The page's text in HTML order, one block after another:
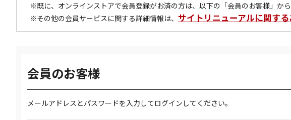
※既に、オンラインストアで会員登録がお済の方は、以下の「会員のお客様」か
※その他の会員サービスに関する詳細情報は、 サイトリニューアルに関する
会員のお客様
メールアドレスとパスワードを入力してログインしてください。